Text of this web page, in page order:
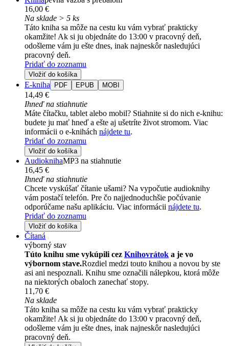
16,00 €
Na sklade > 5 ks
Táto kniha sa môže na cestu ku vám vybrať prakticky
okamžite! Ak si ju objednáte do 13:00 v pracovný deň,
odošleme vám ju ešte dnes, inak najneskôr nasledujúci
pracovný deň.
Pridať do zoznamu
Vložiť do košíka
E-kniha PDF EPUB MOBI
14,49 €
Ihneď na stiahnutie
Máte čítačku, tablet alebo mobil? Stiahnite si do nich e-knihu:
budete ju mať hneď a ešte aj ušetríte život stromom. Viac
informácii o e-knihách nájdete tu.
Pridať do zoznamu
Vložiť do košíka
AudioknihaMP3 na stiahnutie
16,45 €
Ihneď na stiahnutie
Chcete vyskúšať čítanie ušami? Na vypočutie audioknihy
vám postačí telefón. Pre čo najjednoduchšie počúvanie
odporúčame našu aplikáciu. Viac informácii nájdete tu.
Pridať do zoznamu
Vložiť do košíka
Čítaná
výborný stav
Túto knihu sme vykúpili cez Knihovrátok a je vo
výbornom stave.Rozdiel medzi touto knihou a novou by ste
asi ani nespoznali. Knihu sme označili nálepkou, ktorá môže
na niektorých obaloch zanechať stopy.
11,70 €
Na sklade
Táto kniha sa môže na cestu ku vám vybrať prakticky
okamžite! Ak si ju objednáte do 13:00 v pracovný deň,
odošleme vám ju ešte dnes, inak najneskôr nasledujúci
pracovný deň.